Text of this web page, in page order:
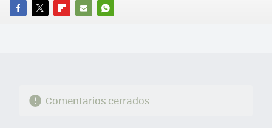
FACEBOOK
TWITTERFLIPBOARD
E-
WHATSAPP
Comentarios cerrados